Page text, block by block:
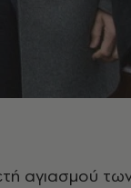
αγιασμού